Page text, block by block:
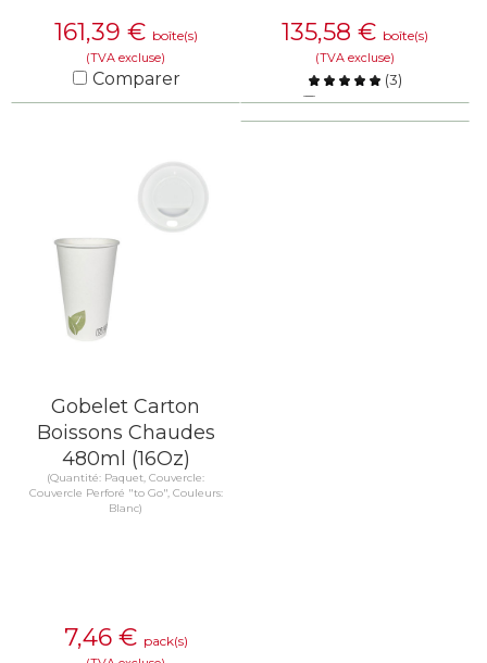
161,39 € boîte(s)
(TVA excluse)
Comparer
135,58 € boîte(s)
(TVA excluse)
(3)
Comparer
Gobelet Carton
Boissons Chaudes
480ml (16Oz)
(Quantité: Paquet, Couvercle:
Couvercle Perforé "to Go", Couleurs:
Blanc)
7,46 € pack(s)